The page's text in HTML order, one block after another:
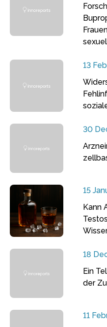
13
30
15
Kann
18
Ein
der
11